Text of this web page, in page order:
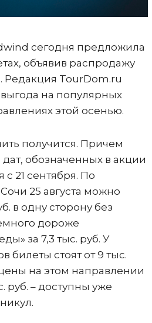
сегодня предложила
объявив распродажу
Редакция TourDom.ru
на популярных
этой осенью.
получится. Причем
обозначенных в акции
с 21 сентября. По
25 августа можно
в одну сторону без
дороже
за 7,3 тыс. руб. У
билеты стоят от 9 тыс.
на этом направлении
руб. – доступны уже